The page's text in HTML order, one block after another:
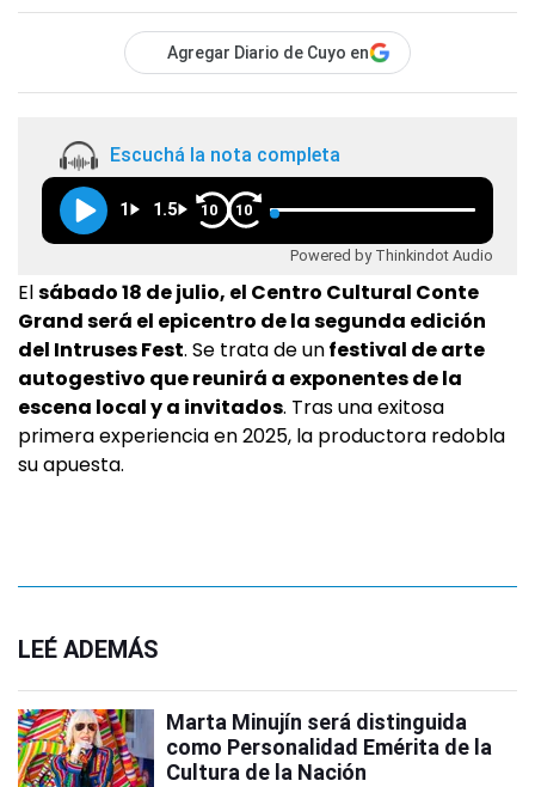
Agregar Diario de Cuyo en
Escuchá la nota completa
1 1.5 10 10
Powered by Thinkindot Audio
Elsábado 18 de julio, el Centro Cultural Conte
Grand será el epicentro de la segunda edición
del Intruses Fest. Se trata de unfestival de arte
autogestivo que reunirá a exponentes de la
escena local y a invitados. Tras una exitosa
primera experiencia en 2025, la productora redobla
su apuesta.
LEÉ ADEMÁS
Marta Minujín será distinguida
como Personalidad Emérita de la
Cultura de la Nación